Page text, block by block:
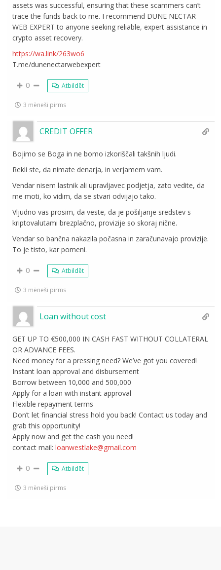
assets was successful, ensuring that these scammers can’t
trace the funds back to me. I recommend DUNE NECTAR
WEB EXPERT to anyone seeking reliable, expert assistance in
crypto asset recovery.
https://wa.link/263wo6
T.me/dunenectarwebexpert
0 Atbildēt
3 mēneši pirms
CREDIT OFFER
Bojimo se Boga in ne bomo izkoriščali takšnih ljudi.
Rekli ste, da nimate denarja, in verjamem vam.
Vendar nisem lastnik ali upravljavec podjetja, zato vedite, da
me moti, ko vidim, da se stvari odvijajo tako.
Vljudno vas prosim, da veste, da je pošiljanje sredstev s
kriptovalutami brezplačno, provizije so skoraj nične.
Vendar so bančna nakazila počasna in zaračunavajo provizije.
To je tisto, kar pomeni.
0 Atbildēt
3 mēneši pirms
Loan without cost
GET UP TO €500,000 IN CASH FAST WITHOUT COLLATERAL
OR ADVANCE FEES.
Need money for a pressing need? We’ve got you covered!
Instant loan approval and disbursement
Borrow between 10,000 and 500,000
Apply for a loan with instant approval
Flexible repayment terms
Don’t let financial stress hold you back! Contact us today and
grab this opportunity!
Apply now and get the cash you need!
contact mail:loanwestlake@gmail.com
0 Atbildēt
3 mēneši pirms